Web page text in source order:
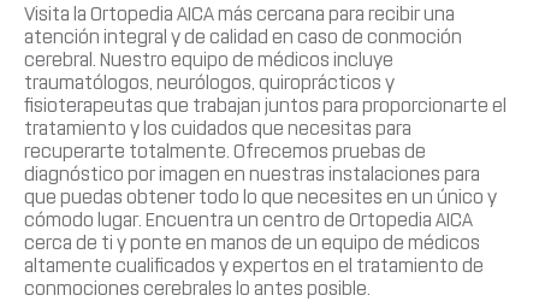
Visita la Ortopedia AICA más cercana para recibir una
atención integral y de calidad en caso de conmoción
cerebral. Nuestro equipo de médicos incluye
traumatólogos, neurólogos, quiroprácticos y
fisioterapeutas que trabajan juntos para proporcionarte el
tratamiento y los cuidados que necesitas para
recuperarte totalmente. Ofrecemos pruebas de
diagnóstico por imagen en nuestras instalaciones para
que puedas obtener todo lo que necesites en un único y
cómodo lugar. Encuentra un centro de Ortopedia AICA
cerca de ti y ponte en manos de un equipo de médicos
altamente cualificados y expertos en el tratamiento de
conmociones cerebrales lo antes posible.